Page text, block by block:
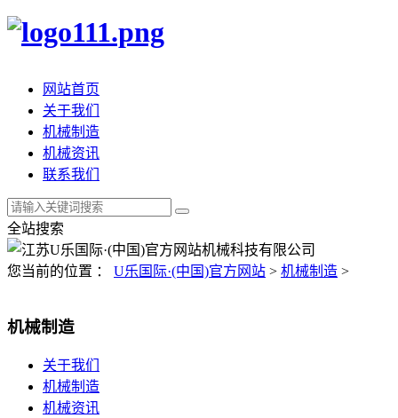
网站首页
关于我们
机械制造
机械资讯
联系我们
全站搜索
您当前的位置 ： U乐国际·(中国)官方网站 > 机械制造 >
机械制造
关于我们
机械制造
机械资讯